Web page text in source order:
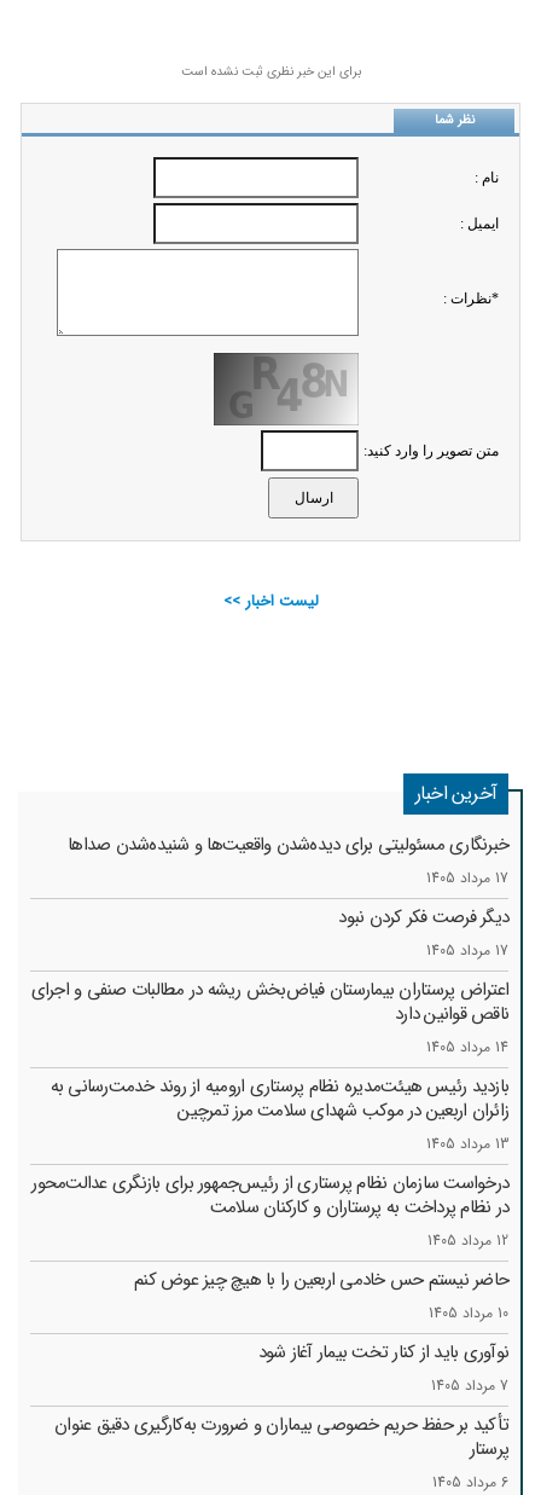
برای این خبر نظری ثبت نشده است
نظر شما
نام :
ايميل :
*نظرات :
متن تصویر را وارد کنید:
لیست اخبار >>
آخرین اخبار
خبرنگاری مسئولیتی برای دیده‌شدن واقعیت‌ها و شنیده‌شدن صداها
17 مرداد 1405
دیگر فرصت فکر کردن نبود
17 مرداد 1405
اعتراض پرستاران بیمارستان فیاض‌بخش ریشه در مطالبات صنفی و اجرای
ناقص قوانین دارد
14 مرداد 1405
بازدید رئیس هیئت‌مدیره نظام پرستاری ارومیه از روند خدمت‌رسانی به
زائران اربعین در موکب شهدای سلامت مرز تمرچین
13 مرداد 1405
درخواست سازمان نظام پرستاری از رئیس‌جمهور برای بازنگری عدالت‌محور
در نظام پرداخت به پرستاران و کارکنان سلامت
12 مرداد 1405
حاضر نیستم حس خادمی اربعین را با هیچ چیز عوض کنم
10 مرداد 1405
نوآوری باید از کنار تخت بیمار آغاز شود
7 مرداد 1405
تأکید بر حفظ حریم خصوصی بیماران و ضرورت به‌کارگیری دقیق عنوان
پرستار
6 مرداد 1405